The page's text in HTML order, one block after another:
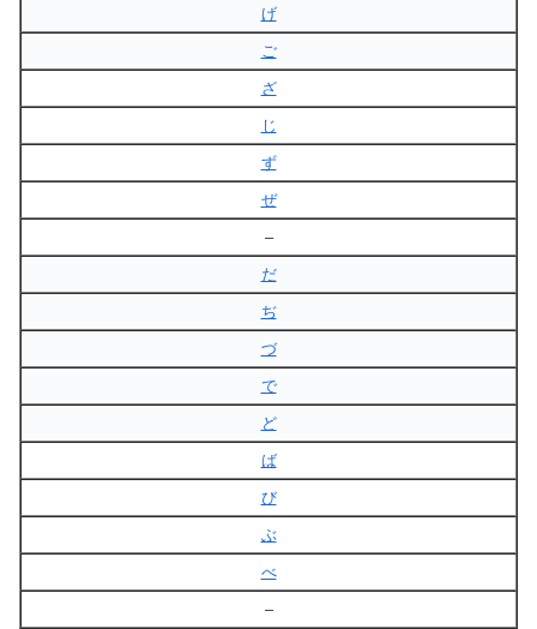
げ
ご
ざ
じ
ず
ぜ
–
だ
ぢ
づ
で
ど
ば
び
ぶ
べ
–